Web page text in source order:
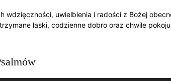
wdzięczności, uwielbienia i radości z Bożej
łaski, codzienne dobro oraz chwile